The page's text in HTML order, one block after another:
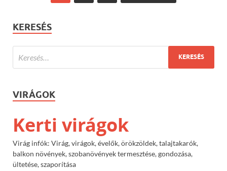
KERESÉS
VIRÁGOK
Kerti virágok
Virág infók: Virág, virágok, évelők, örökzöldek, talajtakarók,
balkon növények, szobanövények termesztése, gondozása,
ültetése, szaporítása